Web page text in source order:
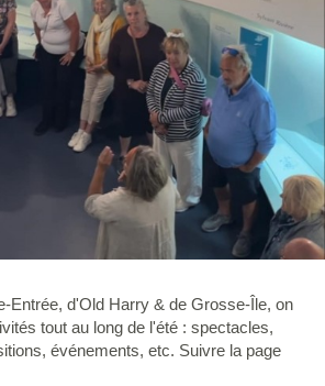
Entrée, d'Old Harry & de Grosse-Île, on
tout au long de l'été : spectacles,
événements, etc. Suivre la page
un plateau pour connaître la